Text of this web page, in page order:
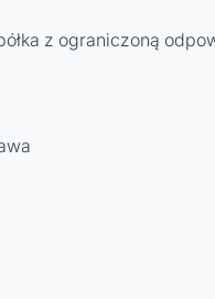
z ograniczoną